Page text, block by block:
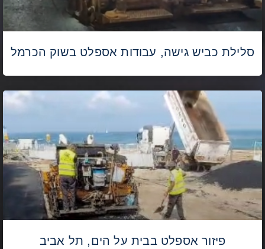
סלילת כביש גישה, עבודות אספלט בשוק הכרמל
פיזור אספלט בבית על הים, תל אביב